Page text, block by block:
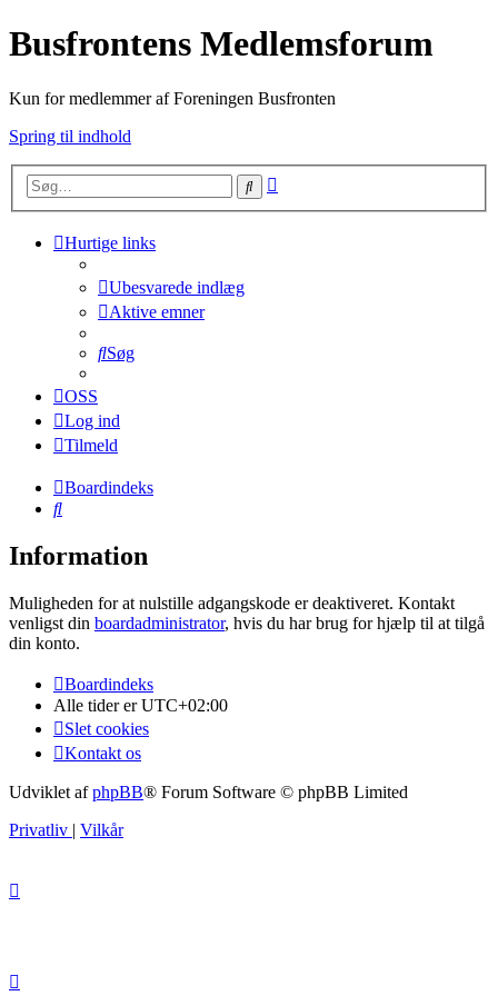
Busfrontens Medlemsforum
Kun for medlemmer af Foreningen Busfronten
Spring til indhold
Søg
Hurtige links
Ubesvarede indlæg
Aktive emner
Søg
OSS
Log ind
Tilmeld
Boardindeks
Søg
Information
Muligheden for at nulstille adgangskode er deaktiveret. Kontakt
venligst din boardadministrator, hvis du har brug for hjælp til at tilgå
din konto.
Boardindeks
Alle tider erUTC+02:00
Slet cookies
Kontakt os
Udviklet afphpBB® Forum Software © phpBB Limited
Privatliv | Vilkår